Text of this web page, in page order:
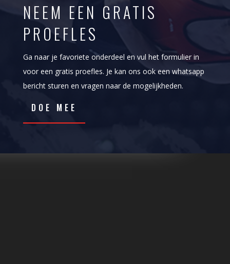
NEEM EEN GRATIS
PROEFLES
Ga naar je favoriete onderdeel en vul het formulier in
voor een gratis proefles. Je kan ons ook een whatsapp
bericht sturen en vragen naar de mogelijkheden.
DOE MEE